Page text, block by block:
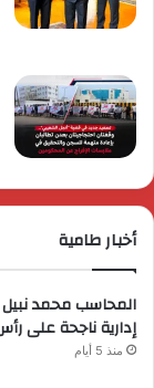
أخبار طامية
المحاسب محمد نبيل
إدارية ناجحة على
منذ 5 أيام